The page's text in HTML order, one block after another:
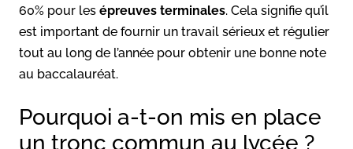
60% pour les épreuves terminales. Cela signifie qu’il
est important de fournir un travail sérieux et régulier
tout au long de l’année pour obtenir une bonne note
au baccalauréat.
Pourquoi a-t-on mis en place
un tronc commun au lycée ?